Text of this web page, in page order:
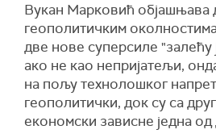
Вукан Марковић објашњава
геополитичким
две нове суперсиле "залећу
ако не као непријатељи,
на пољу технолошког
геополитички, док су са
економски зависне једна од